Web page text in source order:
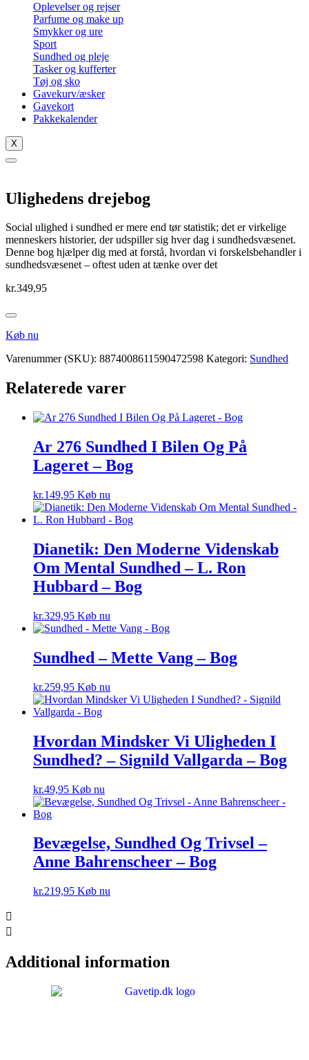
Oplevelser og rejser
Parfume og make up
Smykker og ure
Sport
Sundhed og pleje
Tasker og kufferter
Tøj og sko
Gavekurv/æsker
Gavekort
Pakkekalender
X
Ulighedens drejebog
Social ulighed i sundhed er mere end tør statistik; det er virkelige
menneskers historier, der udspiller sig hver dag i sundhedsvæsenet.
Denne bog hjælper dig med at forstå, hvordan vi forskelsbehandler i
sundhedsvæsenet – oftest uden at tænke over det
kr.349,95
Køb nu
Varenummer (SKU): 8874008611590472598 Kategori: Sundhed
Relaterede varer
Ar 276 Sundhed I Bilen Og På
Lageret – Bog
kr.149,95 Køb nu
Dianetik: Den Moderne Videnskab
Om Mental Sundhed – L. Ron
Hubbard – Bog
kr.329,95 Køb nu
Sundhed – Mette Vang – Bog
kr.259,95 Køb nu
Hvordan Mindsker Vi Uligheden I
Sundhed? – Signild Vallgarda – Bog
kr.49,95 Køb nu
Bevægelse, Sundhed Og Trivsel –
Anne Bahrenscheer – Bog
kr.219,95 Køb nu
Additional information